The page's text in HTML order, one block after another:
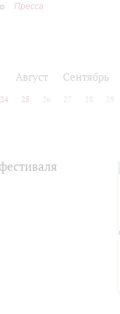
Пресса
Август Сентябрь
24 25 26 27 28 29